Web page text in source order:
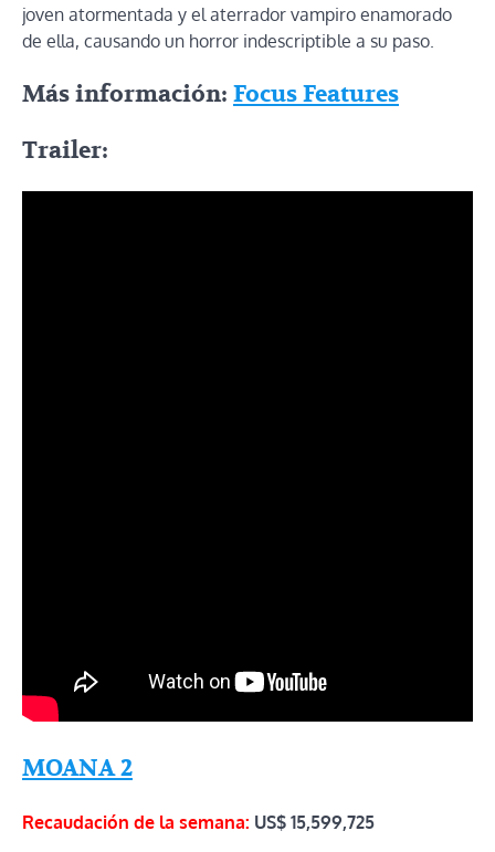
joven atormentada y el aterrador vampiro enamorado
de ella, causando un horror indescriptible a su paso.
Más información: Focus Features
Trailer:
MOANA 2
Recaudación de la semana: US$ 15,599,725